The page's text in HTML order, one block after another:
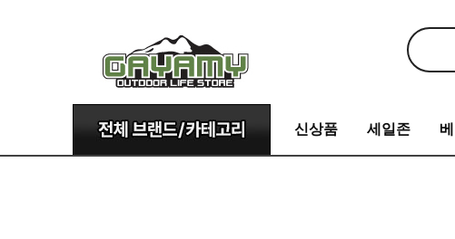
신상품 세일존